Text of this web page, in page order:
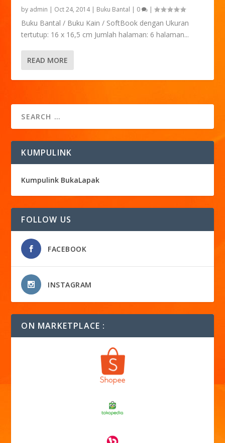
by admin | Oct 24, 2014| Buku Bantal | 0 |
Buku Bantal / Buku Kain / SoftBook dengan Ukuran
tertutup: 16 x 16,5 cm Jumlah halaman: 6 halaman...
READ MORE
KUMPULINK
Kumpulink BukaLapak
FOLLOW US
FACEBOOK
INSTAGRAM
ON MARKETPLACE :